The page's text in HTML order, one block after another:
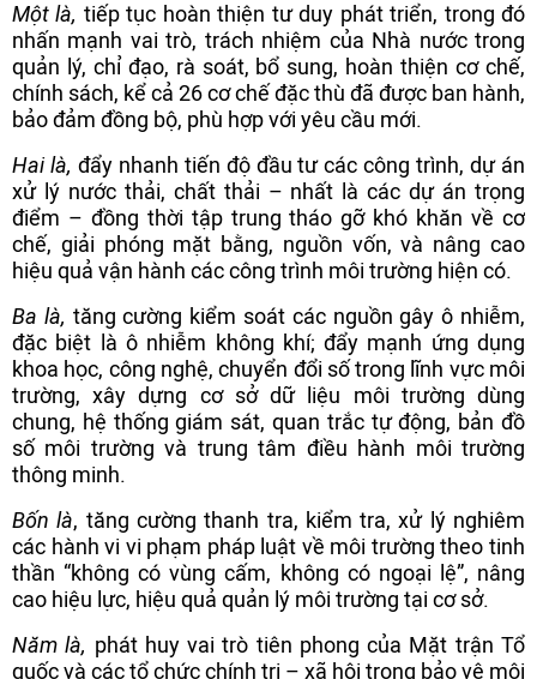
Một là, tiếp tục hoàn thiện tư duy phát triển, trong đó
nhấn mạnh vai trò, trách nhiệm của Nhà nước trong
quản lý, chỉ đạo, rà soát, bổ sung, hoàn thiện cơ chế,
chính sách, kể cả 26 cơ chế đặc thù đã được ban hành,
bảo đảm đồng bộ, phù hợp với yêu cầu mới.
Hai là, đẩy nhanh tiến độ đầu tư các công trình, dự án
xử lý nước thải, chất thải – nhất là các dự án trọng
điểm – đồng thời tập trung tháo gỡ khó khăn về cơ
chế, giải phóng mặt bằng, nguồn vốn, và nâng cao
hiệu quả vận hành các công trình môi trường hiện có.
Ba là, tăng cường kiểm soát các nguồn gây ô nhiễm,
đặc biệt là ô nhiễm không khí; đẩy mạnh ứng dụng
khoa học, công nghệ, chuyển đổi số trong lĩnh vực môi
trường, xây dựng cơ sở dữ liệu môi trường dùng
chung, hệ thống giám sát, quan trắc tự động, bản đồ
số môi trường và trung tâm điều hành môi trường
thông minh.
Bốn là, tăng cường thanh tra, kiểm tra, xử lý nghiêm
các hành vi vi phạm pháp luật về môi trường theo tinh
thần “không có vùng cấm, không có ngoại lệ”, nâng
cao hiệu lực, hiệu quả quản lý môi trường tại cơ sở.
Năm là, phát huy vai trò tiên phong của Mặt trận Tổ
quốc và các tổ chức chính trị – xã hội trong bảo vệ môi